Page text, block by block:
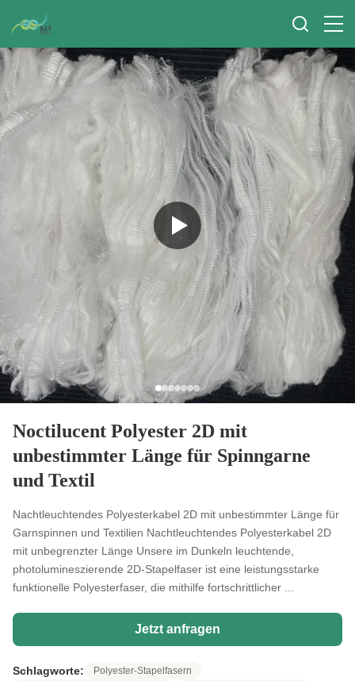
Noctilucent Polyester 2D mit
unbestimmter Länge für Spinngarne
und Textil
Nachtleuchtendes Polyesterkabel 2D mit unbestimmter Länge für
Garnspinnen und Textilien Nachtleuchtendes Polyesterkabel 2D
mit unbegrenzter Länge Unsere im Dunkeln leuchtende,
photolumineszierende 2D-Stapelfaser ist eine leistungsstarke
funktionelle Polyesterfaser, die mithilfe fortschrittlicher ...
Jetzt anfragen
Schlagworte:
Polyester-Stapelfasern